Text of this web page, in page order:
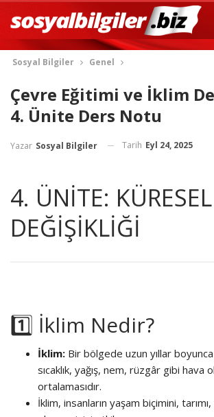
Sosyal Bilgiler Genel
Çevre Eğitimi ve İklim
4. Ünite Ders Notu
Yazar Sosyal Bilgiler Tarih Eyl 24, 2025
4. ÜNİTE:
DEĞİŞİKLİĞİ
1️⃣ İklim Nedir?
İklim: Bir bölgede uzun yıllar
sıcaklık, yağış, nem, rüzgâr gibi hava
ortalamasıdır.
İklim, insanların yaşam biçimini,